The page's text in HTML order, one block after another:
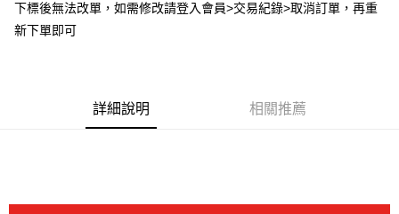
悠遊付
全家取貨付款
下標後無法改單，如需修改請登入會員>交易紀錄>取消訂單，再重
新下單即可
詳細說明 相關推薦